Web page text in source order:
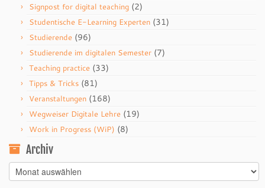
Signpost for digital teaching (2)
Studentische E-Learning Experten (31)
Studierende (96)
Studierende im digitalen Semester (7)
Teaching practice (33)
Tipps & Tricks (81)
Veranstaltungen (168)
Wegweiser Digitale Lehre (19)
Work in Progress (WiP) (8)
Archiv
Archiv